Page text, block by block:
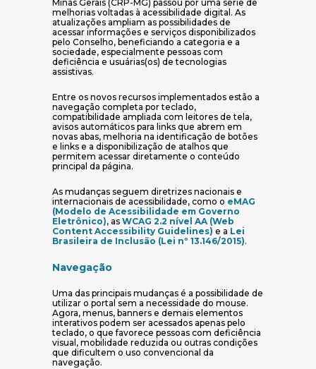
Minas Gerais (CRP-MG) passou por uma série de
melhorias voltadas à acessibilidade digital. As
atualizações ampliam as possibilidades de
acessar informações e serviços disponibilizados
pelo Conselho, beneficiando a categoria e a
sociedade, especialmente pessoas com
deficiência e usuárias(os) de tecnologias
assistivas.
Entre os novos recursos implementados estão a
navegação completa por teclado,
compatibilidade ampliada com leitores de tela,
avisos automáticos para links que abrem em
novas abas, melhoria na identificação de botões
e links e a disponibilização de atalhos que
permitem acessar diretamente o conteúdo
principal da página.
As mudanças seguem diretrizes nacionais e
internacionais de acessibilidade, como o eMAG
(Modelo de Acessibilidade em Governo
Eletrônico)(abre em nova janela)
, as WCAG 2.2 nível AA (Web
Content Accessibility Guidelines) (abre em nova janela)
e a Lei
Brasileira de Inclusão (Lei nº 13.146/2015)(abre em nova
.
Navegação
Uma das principais mudanças é a possibilidade de
utilizar o portal sem a necessidade do mouse.
Agora, menus, banners e demais elementos
interativos podem ser acessados apenas pelo
teclado, o que favorece pessoas com deficiência
visual, mobilidade reduzida ou outras condições
que dificultem o uso convencional da
navegação.